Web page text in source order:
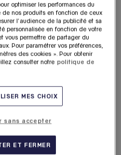
- Galeries
Haussmann
5
- 20:30
Lafayette
Haussmann
optimiser les performances du
de nos produits en fonction de ceux
l'audience de la publicité et sa
personnalisée en fonction de votre
vous permettre de partager du
Pour paramétrer vos préférences,
des cookies ». Pour obtenir
consulter notre politique de
MES CHOIX
sans accepter
ET FERMER